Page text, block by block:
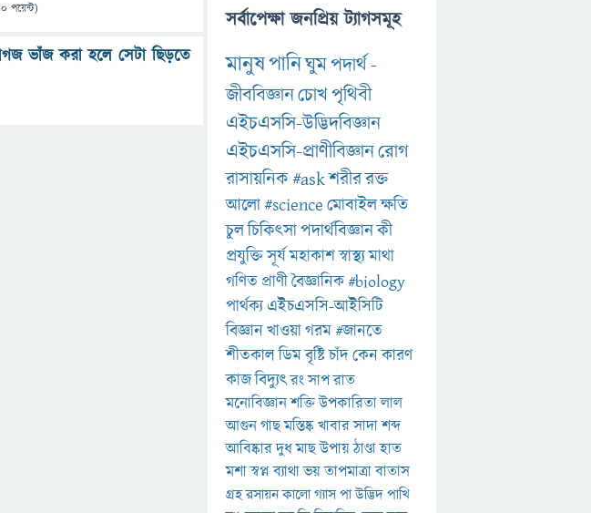
পয়েন্ট)
ভাঁজ করা হলে সেটা ছিড়তে
সর্বাপেক্ষা জনপ্রিয় ট্যাগসমূহ
মানুষপানিঘুমপদার্থ-
জীববিজ্ঞানচোখপৃথিবী
এইচএসসি-উদ্ভিদবিজ্ঞান
এইচএসসি-প্রাণীবিজ্ঞানরোগ
রাসায়নিক#askশরীররক্ত
আলো#scienceমোবাইলক্ষতি
চুলচিকিৎসাপদার্থবিজ্ঞানকী
প্রযুক্তিসূর্যমহাকাশস্বাস্থ্যমাথা
গণিত প্রাণীবৈজ্ঞানিক#biology
পার্থক্য এইচএসসি-আইসিটি
বিজ্ঞানখাওয়াগরম#জানতে
শীতকালডিমবৃষ্টিচাঁদকেনকারণ
কাজবিদ্যুৎরংসাপরাত
মনোবিজ্ঞানশক্তিউপকারিতালাল
আগুনগাছমস্তিষ্কখাবারসাদাশব্দ
আবিষ্কারদুধমাছউপায়ঠাণ্ডাহাত
মশাস্বপ্নব্যাথাভয়তাপমাত্রাবাতাস
গ্রহরসায়নকালোগ্যাসপাউদ্ভিদপাখি